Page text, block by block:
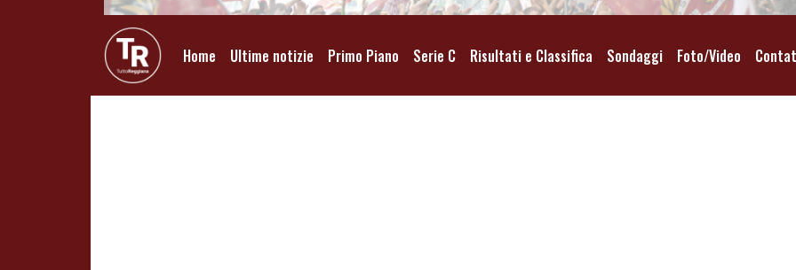
Home Ultime notizie Primo Piano Serie C Risultati e Classifica Sondaggi Foto/Video